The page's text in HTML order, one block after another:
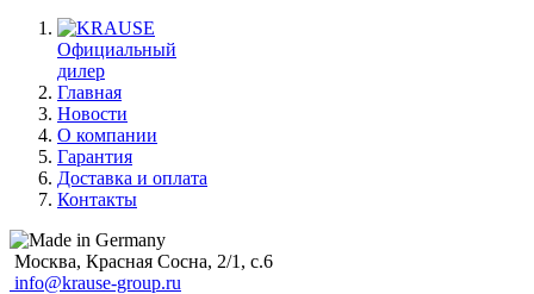
Официальный
дилер
Главная
Новости
О компании
Гарантия
Доставка и оплата
Контакты
Москва, Красная Сосна, 2/1, с.6
info@krause-group.ru